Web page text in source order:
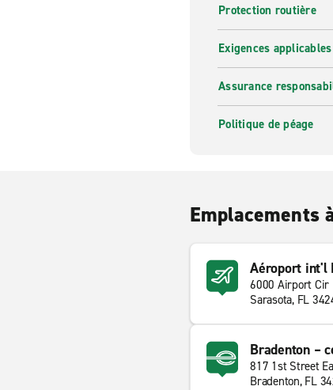
Protection routière
Exigences
Assurance
Politique de péage
Emplacements
Aéroport int'l
6000 Airport Cir
Sarasota, FL
Bradenton –
817 1st Street
Bradenton, FL